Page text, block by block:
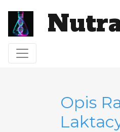
Toggle navigation
Opis